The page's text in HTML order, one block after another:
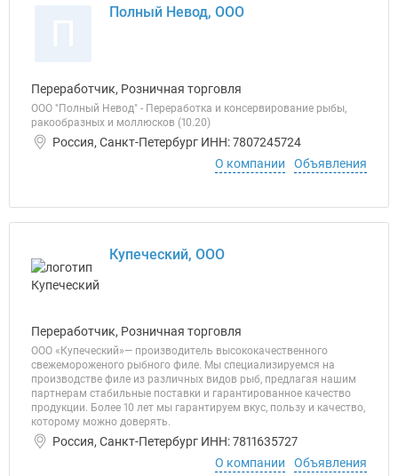
Полный Невод, ООО
Переработчик, Розничная торговля
ООО "Полный Невод" - Переработка и консервирование рыбы,
ракообразных и моллюсков (10.20)
Россия, Санкт-Петербург ИНН: 7807245724
О компании
Объявления
Купеческий, ООО
Переработчик, Розничная торговля
ООО «Купеческий»— производитель высококачественного
свежемороженого рыбного филе. Мы специализируемся на
производстве филе из различных видов рыб, предлагая нашим
партнерам стабильные поставки и гарантированное качество
продукции. Более 10 лет мы гарантируем вкус, пользу и качество,
которому можно доверять.
Россия, Санкт-Петербург ИНН: 7811635727
О компании
Объявления